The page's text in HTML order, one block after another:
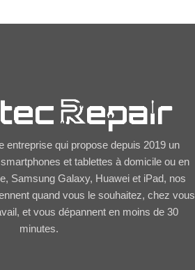
entreprise qui propose depuis 2019 un
et tablettes à domicile ou en
Samsung Galaxy, Huawei et iPad, nos
quand vous le souhaitez, chez vous
et vous dépannent en moins de 30
minutes.